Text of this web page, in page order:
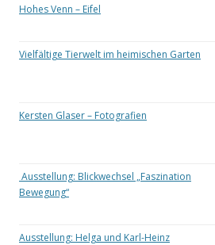
Hohes Venn – Eifel
Vielfältige Tierwelt im heimischen Garten
Kersten Glaser – Fotografien
Ausstellung: Blickwechsel „Faszination
Bewegung“
Ausstellung: Helga und Karl-Heinz